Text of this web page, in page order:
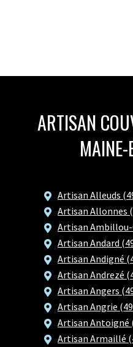
ARTISAN
MAINE-
Artisan Alleuds
Artisan Allonnes
Artisan Ambillou-
Artisan Andard
Artisan Andigné
Artisan Andrezé
Artisan Angers
Artisan Angrie
Artisan Antoigné
Artisan Armaillé